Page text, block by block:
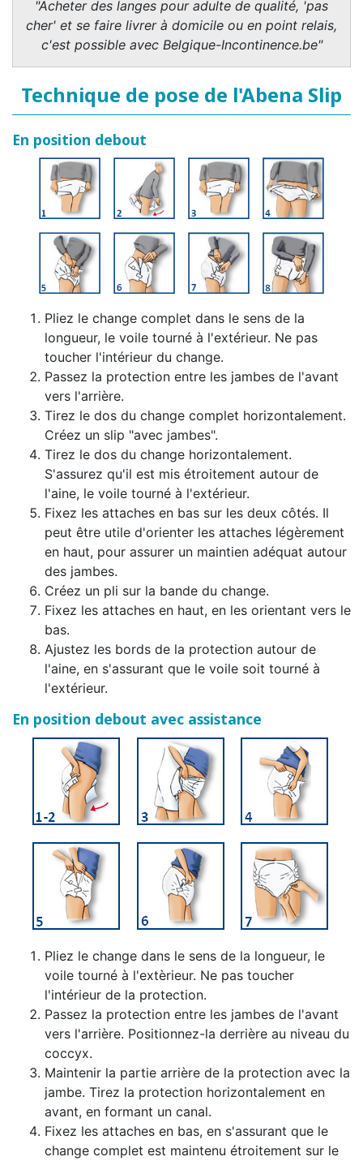
"Acheter des langes pour adulte de qualité, 'pas
cher' et se faire livrer à domicile ou en point relais,
c'est possible avec Belgique-Incontinence.be"
Technique de pose de l'Abena Slip
En position debout
Pliez le change complet dans le sens de la
longueur, le voile tourné à l'extérieur. Ne pas
toucher l'intérieur du change.
Passez la protection entre les jambes de l'avant
vers l'arrière.
Tirez le dos du change complet horizontalement.
Créez un slip "avec jambes".
Tirez le dos du change horizontalement.
S'assurez qu'il est mis étroitement autour de
l'aine, le voile tourné à l'extérieur.
Fixez les attaches en bas sur les deux côtés. Il
peut être utile d'orienter les attaches légèrement
en haut, pour assurer un maintien adéquat autour
des jambes.
Créez un pli sur la bande du change.
Fixez les attaches en haut, en les orientant vers le
bas.
Ajustez les bords de la protection autour de
l'aine, en s'assurant que le voile soit tourné à
l'extérieur.
En position debout avec assistance
Pliez le change dans le sens de la longueur, le
voile tourné à l'extèrieur. Ne pas toucher
l'intérieur de la protection.
Passez la protection entre les jambes de l'avant
vers l'arrière. Positionnez-la derrière au niveau du
coccyx.
Maintenir la partie arrière de la protection avec la
jambe. Tirez la protection horizontalement en
avant, en formant un canal.
Fixez les attaches en bas, en s'assurant que le
change complet est maintenu étroitement sur le